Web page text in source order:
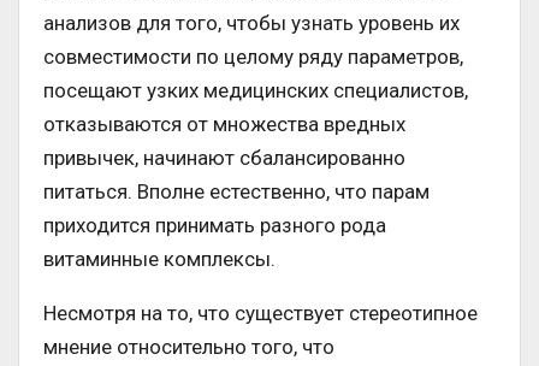
анализов для того, чтобы узнать уровень их
совместимости по целому ряду параметров,
посещают узких медицинских специалистов,
отказываются от множества вредных
привычек, начинают сбалансированно
питаться. Вполне естественно, что парам
приходится принимать разного рода
витаминные комплексы.
Несмотря на то, что существует стереотипное
мнение относительно того, что